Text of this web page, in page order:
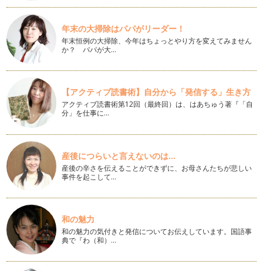
塩にこだわってみよう
こんにちは、アクティブ野菜ソムリエの岩本 香です。 ５月
に入り、あっという間に立夏…
だしを簡単に使おう！
こんにちは、アクティブ野菜ソムリエの岩本 香です。桜の花
も咲き、季節は春になりました！ …
紫キャベツを楽しもう♪
梅の花が咲き、春が近づいているのを感じますね！ こんにち
は、アクティブ野菜ソムリエの岩本香…
冬の優れ野菜「芽キャベツ」
こんにちは！ アクティブ野菜ソムリエの岩本 香です。 一
年間の執筆に引き続き、月に一回…
「野菜ぎらい」はなぜ、生まれる？
こんにちは、アクティブ野菜ソムリエの岩本 香です。新しい
年を迎えられ、大切な家族と素敵な時…
親子で野菜のブーケを作ろう♪
こんにちは！ アクティブ野菜ソムリエの岩本 香です。 私
たち…
年末の大掃除はパパがリーダー！
年末恒例の大掃除、今年はちょっとやり方を変えてみません
か？ パパが大…
【アクティブ読書術】自分から「発信する」生き方
アクティブ読書術第12回（最終回）は、はあちゅう著『「自
分」を仕事に…
産後につらいと言えないのは...
産後の辛さを伝えることができずに、お母さんたちが悲しい
事件を起こして…
和の魅力
和の魅力の気付きと発信についてお伝えしています。国語事
典で『わ（和）…